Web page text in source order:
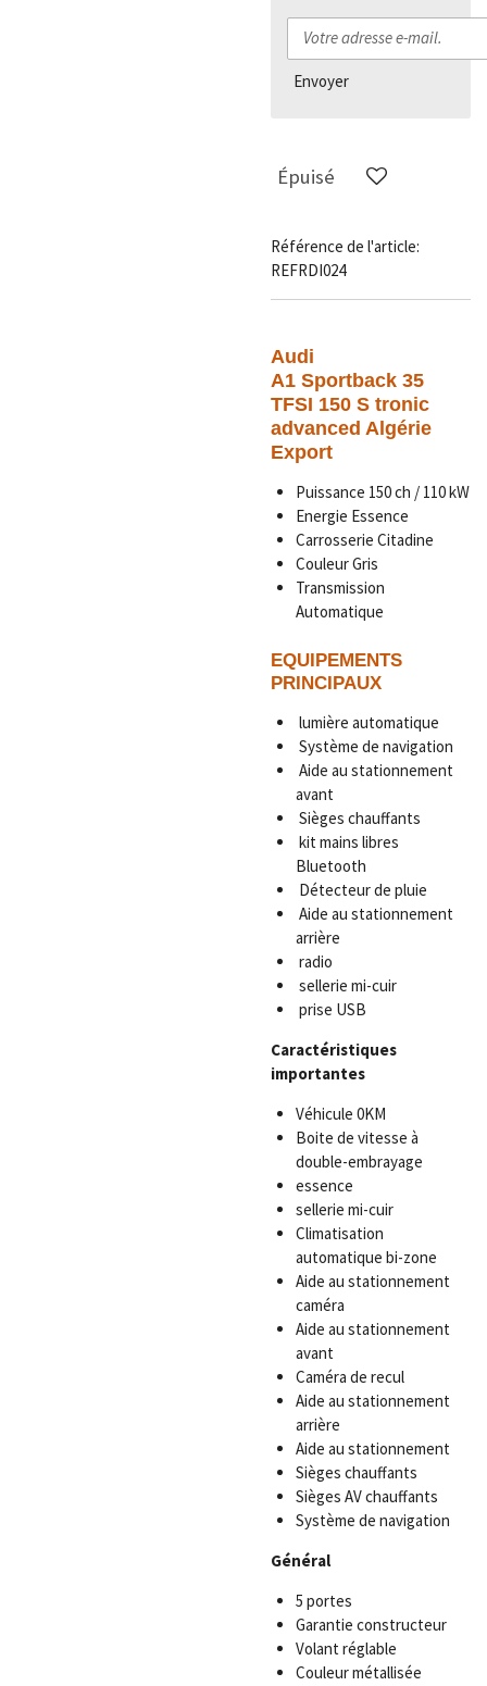
Envoyer
Épuisé
Référence de l'article:
REFRDI024
Audi
A1 Sportback 35
TFSI 150 S tronic
advanced Algérie
Export
Puissance 150 ch / 110 kW
Energie Essence
Carrosserie Citadine
Couleur Gris
Transmission
Automatique
EQUIPEMENTS
PRINCIPAUX
lumière automatique
Système de navigation
Aide au stationnement
avant
Sièges chauffants
kit mains libres
Bluetooth
Détecteur de pluie
Aide au stationnement
arrière
radio
sellerie mi-cuir
prise USB
Caractéristiques
importantes
Véhicule 0KM
Boite de vitesse à
double-embrayage
essence
sellerie mi-cuir
Climatisation
automatique bi-zone
Aide au stationnement
caméra
Aide au stationnement
avant
Caméra de recul
Aide au stationnement
arrière
Aide au stationnement
Sièges chauffants
Sièges AV chauffants
Système de navigation
Général
5 portes
Garantie constructeur
Volant réglable
Couleur métallisée